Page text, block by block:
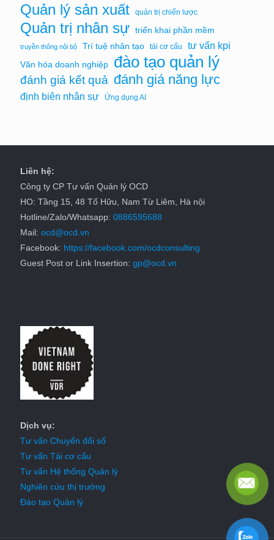
Quản lý sản xuất quản trị chiến lược
Quản trị nhân sự triển khai phần mềm
truyền thông nội bộ Trí tuệ nhân tạo tái cơ cấu tư vấn kpi
Văn hóa doanh nghiệp đào tạo quản lý
đánh giá kết quả đánh giá năng lực
định biên nhân sự Ứng dụng AI
Liên hệ:
Công ty CP Tư vấn Quản lý OCD
HO: Tầng 15, 48 Tố Hữu, Nam Từ Liêm, Hà nội
Hotline/Zalo/Whatsapp: 0886595688
Mail: ocd@ocd.vn
Facebook: https://facebook.com/ocdconsulting
Guest Post or Link Insertion: gp@ocd.vn
Dịch vụ:
Tư vấn Chuyển đổi số
Tư vấn Tái cơ cấu
Tư vấn Hệ thống Quản lý
Nghiên cứu thị trường
Đào tạo Quản lý